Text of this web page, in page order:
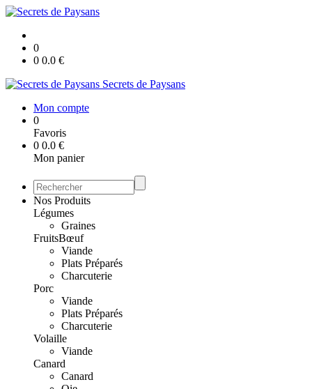
0
0 0.0 €
Secrets de Paysans
Mon compte
0
Favoris
0 0.0 €
Mon panier
Nos Produits
Légumes
Graines
FruitsBœuf
Viande
Plats Préparés
Charcuterie
Porc
Viande
Plats Préparés
Charcuterie
Volaille
Viande
Canard
Canard